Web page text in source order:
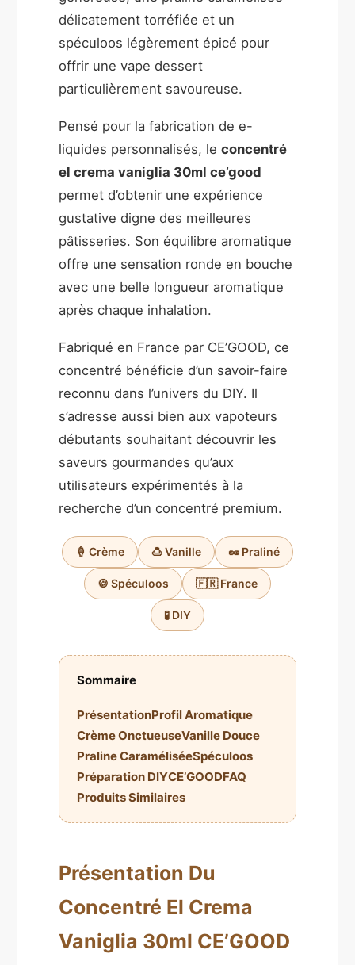
délicatement torréfiée et un
spéculoos légèrement épicé pour
offrir une vape dessert
particulièrement savoureuse.
Pensé pour la fabrication de e-
liquides personnalisés, leconcentré
el crema vaniglia 30ml ce’good
permet d’obtenir une expérience
gustative digne des meilleures
pâtisseries. Son équilibre aromatique
offre une sensation ronde en bouche
avec une belle longueur aromatique
après chaque inhalation.
Fabriqué en France par CE’GOOD, ce
concentré bénéficie d’un savoir-faire
reconnu dans l’univers du DIY. Il
s’adresse aussi bien aux vapoteurs
débutants souhaitant découvrir les
saveurs gourmandes qu’aux
utilisateurs expérimentés à la
recherche d’un concentré premium.
🍦 Crème 🍮 Vanille 🥜 Praliné
🍪 Spéculoos 🇫🇷 France
🧪 DIY
Sommaire
PrésentationProfil Aromatique
Crème OnctueuseVanille Douce
Praline CaraméliséeSpéculoos
Préparation DIYCE’GOODFAQ
Produits Similaires
Présentation Du
Concentré El Crema
Vaniglia 30ml CE’GOOD